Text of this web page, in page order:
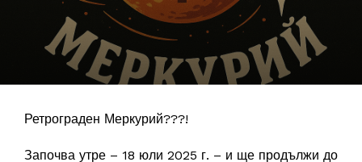
Ретрограден Меркурий???!
Започва утре – 18 юли 2025 г. – и ще продължи до